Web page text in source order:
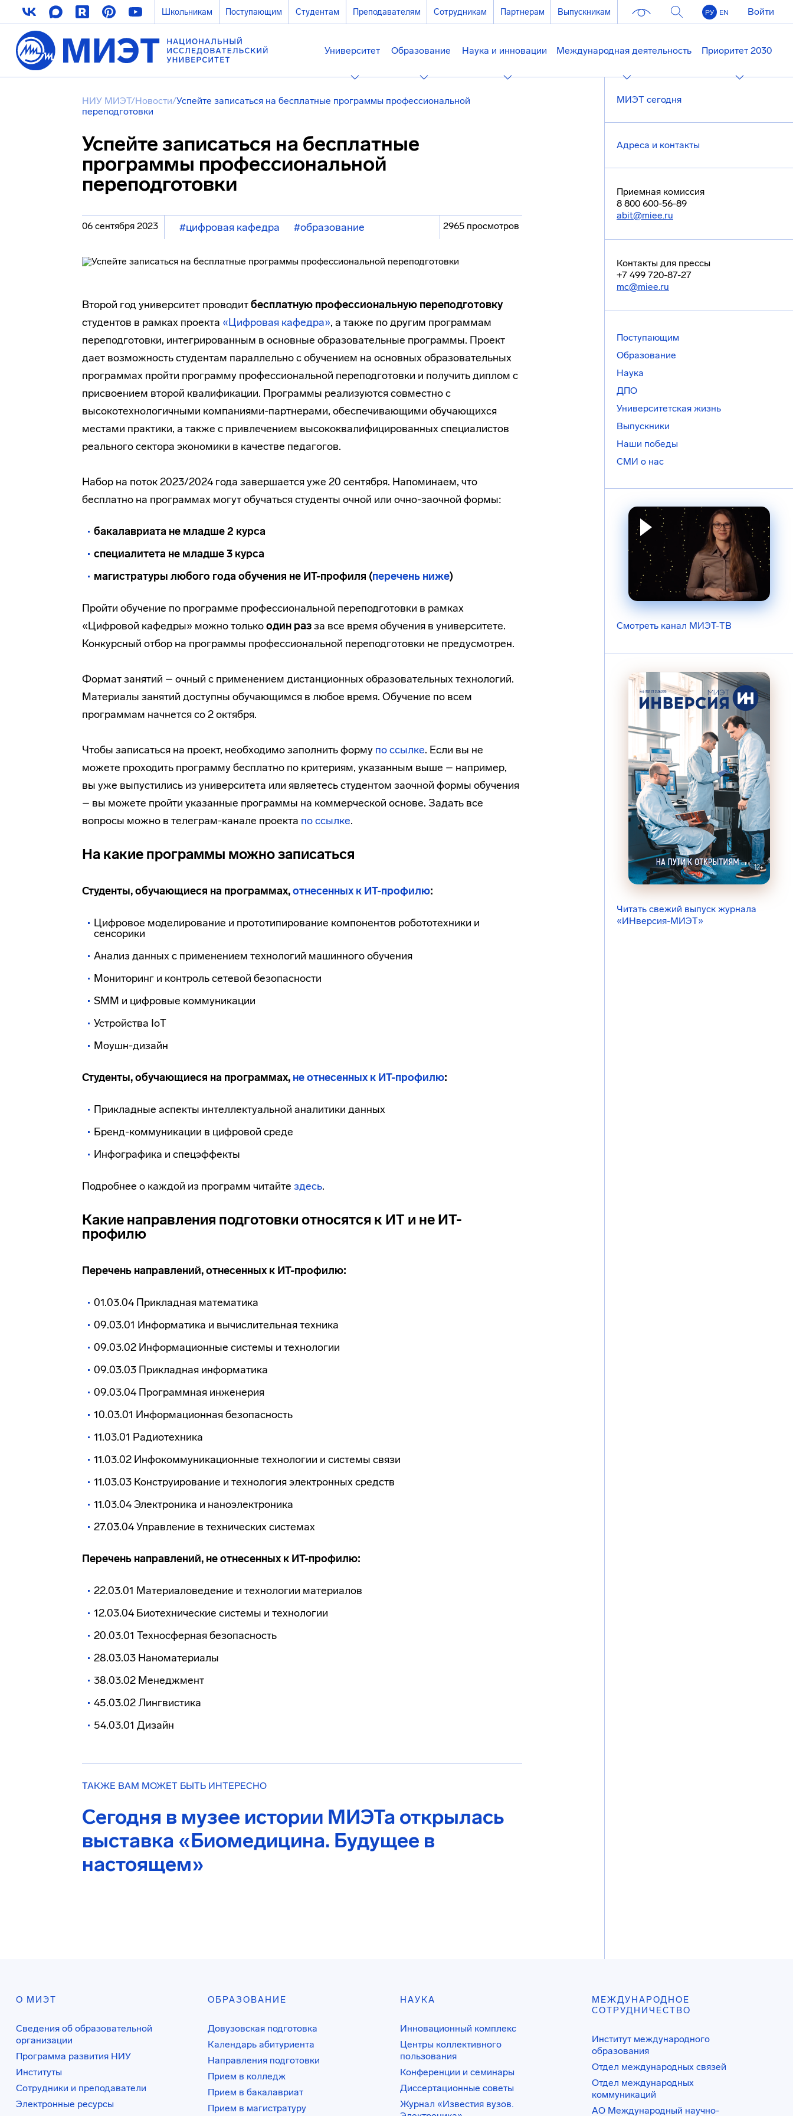
Школьникам Поступающим Студентам Преподавателям Сотрудникам Партнерам Выпускникам РУ EN Войти
Университет Образование Наука и инновации Международная деятельность Приоритет 2030
НИУ МИЭТ/Новости/Успейте записаться на бесплатные программы профессиональной
переподготовки
Успейте записаться на бесплатные
программы профессиональной
переподготовки
06 сентября 2023 #цифровая кафедра #образование 2965 просмотров
Второй год университет проводитбесплатную профессиональную переподготовку
студентов в рамках проекта «Цифровая кафедра», а также по другим программам
переподготовки, интегрированным в основные образовательные программы. Проект
дает возможность студентам параллельно с обучением на основных образовательных
программах пройти программу профессиональной переподготовки и получить диплом с
присвоением второй квалификации. Программы реализуются совместно с
высокотехнологичными компаниями-партнерами, обеспечивающими обучающихся
местами практики, а также с привлечением высококвалифицированных специалистов
реального сектора экономики в качестве педагогов.
Набор на поток 2023/2024 года завершается уже 20 сентября. Напоминаем, что
бесплатно на программах могут обучаться студенты очной или очно-заочной формы:
бакалавриата не младше 2 курса
специалитета не младше 3 курса
магистратуры любого года обучения не ИТ-профиля (перечень ниже)
Пройти обучение по программе профессиональной переподготовки в рамках
«Цифровой кафедры» можно толькоодин разза все время обучения в университете.
Конкурсный отбор на программы профессиональной переподготовки не предусмотрен.
Формат занятий – очный с применением дистанционных образовательных технологий.
Материалы занятий доступны обучающимся в любое время. Обучение по всем
программам начнется со 2 октября.
Чтобы записаться на проект, необходимо заполнить форму по ссылке. Если вы не
можете проходить программу бесплатно по критериям, указанным выше – например,
вы уже выпустились из университета или являетесь студентом заочной формы обучения
– вы можете пройти указанные программы на коммерческой основе. Задать все
вопросы можно в телеграм-канале проекта по ссылке.
На какие программы можно записаться
Студенты, обучающиеся на программах,отнесенных к ИТ-профилю:
Цифровое моделирование и прототипирование компонентов робототехники и
сенсорики
Анализ данных с применением технологий машинного обучения
Мониторинг и контроль сетевой безопасности
SMM и цифровые коммуникации
Устройства IoT
Моушн-дизайн
Студенты, обучающиеся на программах, не отнесенных к ИТ-профилю:
Прикладные аспекты интеллектуальной аналитики данных
Бренд-коммуникации в цифровой среде
Инфографика и спецэффекты
Подробнее о каждой из программ читайте здесь.
Какие направления подготовки относятся к ИТ и не ИТ-
профилю
Перечень направлений, отнесенных к ИТ-профилю:
01.03.04 Прикладная математика
09.03.01 Информатика и вычислительная техника
09.03.02 Информационные системы и технологии
09.03.03 Прикладная информатика
09.03.04 Программная инженерия
10.03.01 Информационная безопасность
11.03.01 Радиотехника
11.03.02 Инфокоммуникационные технологии и системы связи
11.03.03 Конструирование и технология электронных средств
11.03.04 Электроника и наноэлектроника
27.03.04 Управление в технических системах
Перечень направлений, не отнесенных к ИТ-профилю:
22.03.01 Материаловедение и технологии материалов
12.03.04 Биотехнические системы и технологии
20.03.01 Техносферная безопасность
28.03.03 Наноматериалы
38.03.02 Менеджмент
45.03.02 Лингвистика
54.03.01 Дизайн
ТАКЖЕ ВАМ МОЖЕТ БЫТЬ ИНТЕРЕСНО
Сегодня в музее истории МИЭТа открылась
выставка «Биомедицина. Будущее в
настоящем»
МИЭТ сегодня
Адреса и контакты
Приемная комиссия
8 800 600-56-89
abit@miee.ru
Контакты для прессы
+7 499 720-87-27
mc@miee.ru
Поступающим
Образование
Наука
ДПО
Университетская жизнь
Выпускники
Наши победы
СМИ о нас
Смотреть канал МИЭТ-ТВ
Читать свежий выпуск журнала
«ИНверсия-МИЭТ»
О МИЭТ
Сведения об образовательной
организации
Программа развития НИУ
Институты
Сотрудники и преподаватели
Электронные ресурсы
ОБРАЗОВАНИЕ
Довузовская подготовка
Календарь абитуриента
Направления подготовки
Прием в колледж
Прием в бакалавриат
Прием в магистратуру
НАУКА
Инновационный комплекс
Центры коллективного
пользования
Конференции и семинары
Диссертационные советы
Журнал «Известия вузов.
МЕЖДУНАРОДНОЕ
СОТРУДНИЧЕСТВО
Институт международного
образования
Отдел международных связей
Отдел международных
коммуникаций
АО Международный научно-